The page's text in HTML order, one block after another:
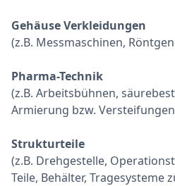
Gehäuse Verkleidungen
(z.B. Messmaschinen,
Pharma-Technik
(z.B. Arbeitsbühnen,
Armierung bzw.
Strukturteile
(z.B. Drehgestelle,
Teile, Behälter,